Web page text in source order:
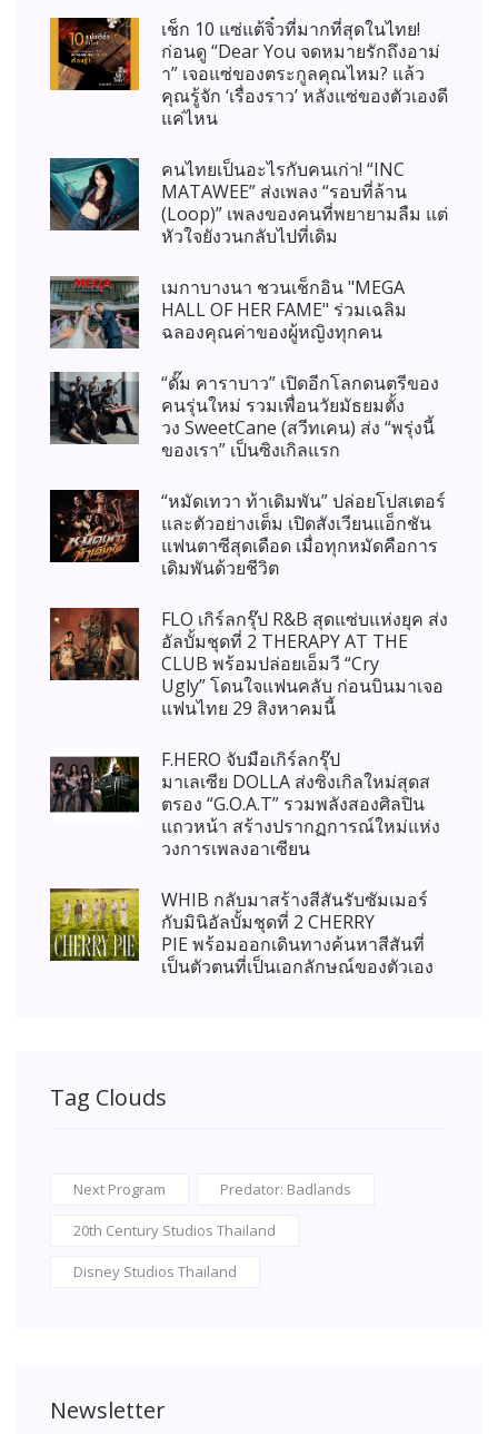
เช็ก 10 แซ่แต้จิ๋วที่มากที่สุดในไทย!
ก่อนดู “Dear You จดหมายรักถึงอาม่
า” เจอแซ่ของตระกูลคุณไหม? แล้ว
คุณรู้จัก ‘เรื่องราว’ หลังแซ่ของตัวเองดี
แค่ไหน
คนไทยเป็นอะไรกับคนเก่า! “INC
MATAWEE” ส่งเพลง “รอบที่ล้าน
(Loop)” เพลงของคนที่พยายามลืม แต่
หัวใจยังวนกลับไปที่เดิม
เมกาบางนา ชวนเช็กอิน "MEGA
HALL OF HER FAME" ร่วมเฉลิม
ฉลองคุณค่าของผู้หญิงทุกคน
“ดั๊ม คาราบาว” เปิดอีกโลกดนตรีของ
คนรุ่นใหม่ รวมเพื่อนวัยมัธยมตั้ง
วง SweetCane (สวีทเคน) ส่ง “พรุ่งนี้
ของเรา” เป็นซิงเกิลแรก
“หมัดเทวา ท้าเดิมพัน” ปล่อยโปสเตอร์
และตัวอย่างเต็ม เปิดสังเวียนแอ็กชัน
แฟนตาซีสุดเดือด เมื่อทุกหมัดคือการ
เดิมพันด้วยชีวิต
FLO เกิร์ลกรุ๊ป R&B สุดแซ่บแห่งยุค ส่ง
อัลบั้มชุดที่ 2 THERAPY AT THE
CLUB พร้อมปล่อยเอ็มวี “Cry
Ugly” โดนใจแฟนคลับ ก่อนบินมาเจอ
แฟนไทย 29 สิงหาคมนี้
F.HERO จับมือเกิร์ลกรุ๊ป
มาเลเซีย DOLLA ส่งซิงเกิลใหม่สุดส
ตรอง “G.O.A.T” รวมพลังสองศิลปิน
แถวหน้า สร้างปรากฏการณ์ใหม่แห่ง
วงการเพลงอาเซียน
WHIB กลับมาสร้างสีสันรับซัมเมอร์
กับมินิอัลบั้มชุดที่ 2 CHERRY
PIE พร้อมออกเดินทางค้นหาสีสันที่
เป็นตัวตนที่เป็นเอกลักษณ์ของตัวเอง
Tag Clouds
Next Program Predator: Badlands
20th Century Studios Thailand
Disney Studios Thailand
Newsletter